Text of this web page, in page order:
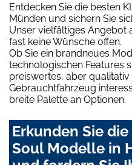
Entdecken Sie die besten
Münden und sichern Sie
Unser vielfältiges Angebot
fast keine Wünsche offen.
Ob Sie ein brandneues
technologischen Features
preiswertes, aber
Gebrauchtfahrzeug
breite Palette an Optionen.
Erkunden Sie
Soul Modelle in